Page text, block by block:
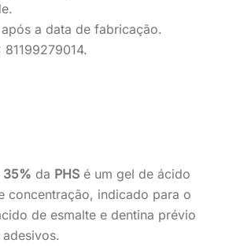
a data de fabricação.
81199279014.
35% da PHS é um gel de ácido
concentração, indicado para o
de esmalte e dentina prévio